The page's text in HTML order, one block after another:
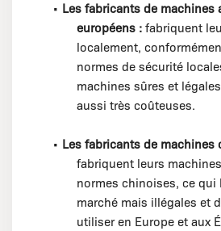
• Les fabricants de machines
européens : fabriquent
localement,
normes de sécurité
machines sûres et
aussi très coûteuses.
• Les fabricants de machines
fabriquent leurs
normes chinoises, ce qui
marché mais illégales et
utiliser en Europe et aux